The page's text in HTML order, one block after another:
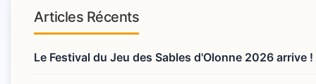
Articles Récents
Le Festival du Jeu des Sables d'Olonne 2026 arrive !